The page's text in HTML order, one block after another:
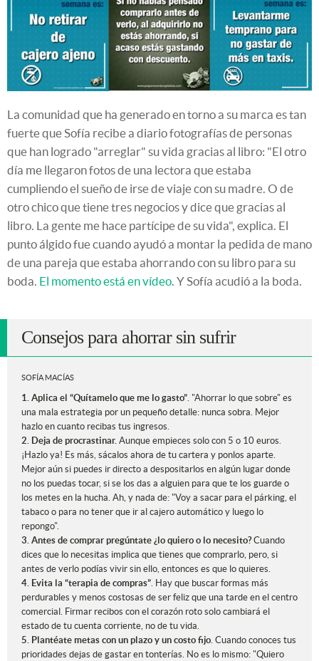
La comunidad que ha generado en torno a su marca es tan
fuerte que Sofía recibe a diario fotografías de personas
que han logrado "arreglar" su vida gracias al libro: "El otro
día me llegaron fotos de una lectora que estaba
cumpliendo el sueño de irse de viaje con su madre. O de
otro chico que tiene tres negocios y dice que gracias al
libro. La gente me hace partícipe de su vida", explica. El
punto álgido fue cuando ayudó a montar la pedida de mano
de una pareja que estaba ahorrando con su libro para su
boda. El momento está en vídeo. Y Sofía acudió a la boda.
Consejos para ahorrar sin sufrir
SOFÍA MACÍAS
1. Aplica el “Quítamelo que me lo gasto” . "Ahorrar lo que sobre" es
una mala estrategia por un pequeño detalle: nunca sobra. Mejor
hazlo en cuanto recibas tus ingresos.
2. Deja de procrastinar. Aunque empieces solo con 5 o 10 euros.
¡Hazlo ya! Es más, sácalos ahora de tu cartera y ponlos aparte.
Mejor aún si puedes ir directo a despositarlos en algún lugar donde
no los puedas tocar, si se los das a alguien para que te los guarde o
los metes en la hucha. Ah, y nada de: "Voy a sacar para el párking, el
tabaco o para no tener que ir al cajero automático y luego lo
repongo".
3. Antes de comprar pregúntate ¿lo quiero o lo necesito?Cuando
dices que lo necesitas implica que tienes que comprarlo, pero, si
antes de verlo podías vivir sin ello, entonces es que lo quieres.
4. Evita la “terapia de compras” . Hay que buscar formas más
perdurables y menos costosas de ser feliz que una tarde en el centro
comercial. Firmar recibos con el corazón roto solo cambiará el
estado de tu cuenta corriente, no de tu vida.
5. Plantéate metas con un plazo y un costo fijo . Cuando conoces tus
prioridades dejas de gastar en tonterías. No es lo mismo: "Quiero